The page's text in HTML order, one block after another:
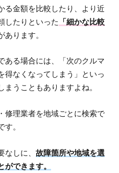
る金額を比較したり、より近
したりといった
「細かな比較
あります。
ある場合には、「次のクルマ
得なくなってしまう」といっ
うこともありますよね。
修理業者を地域ごとに検索で
。
なしに、故障箇所や地域を選
できます。